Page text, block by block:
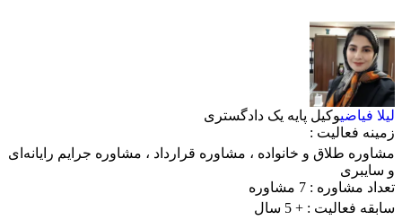
لیلا فیاضیوکیل پایه یک دادگستری
زمینه فعالیت :
مشاوره طلاق و خانواده ، مشاوره قرارداد ، مشاوره جرایم رایانه‌ای
و سایبری
تعداد مشاوره : 7 مشاوره
سابقه فعالیت : + 5 سال